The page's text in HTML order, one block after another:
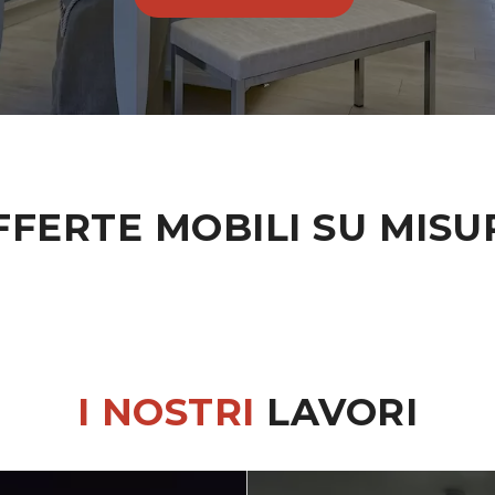
MOBILI SU
I NOSTRI LAVORI